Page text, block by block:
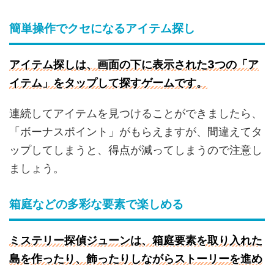
簡単操作でクセになるアイテム探し
アイテム探しは、画面の下に表示された3つの「ア
イテム」をタップして探すゲームです。
連続してアイテムを見つけることができましたら、
「ボーナスポイント」がもらえますが、間違えてタ
ップしてしまうと、得点が減ってしまうので注意し
ましょう。
箱庭などの多彩な要素で楽しめる
ミステリー探偵ジューンは、箱庭要素を取り入れた
島を作ったり、飾ったりしながらストーリーを進め